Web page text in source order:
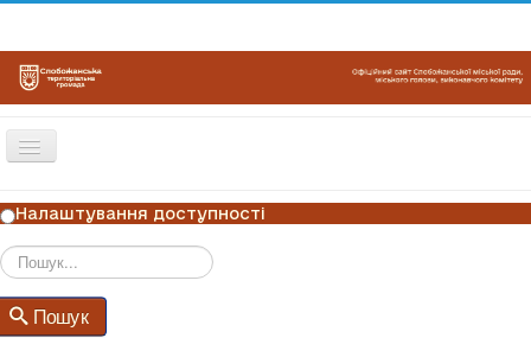
Перемикач
ГОЛОВНА
НОВИНИ
ОГОЛОШЕННЯ
ГРАФІКИ ПРИЙОМУ
Налаштування доступності
Пошук